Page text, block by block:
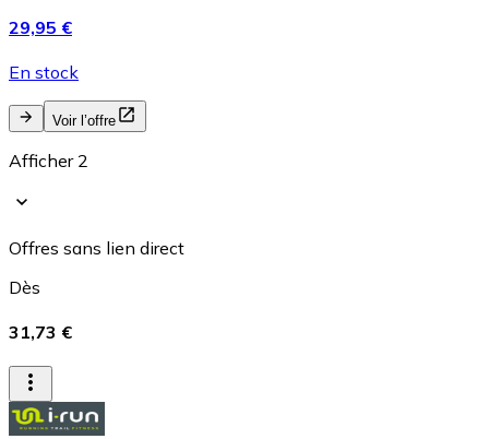
29,95 €
En stock
Voir l’offre
Afficher 2
Offres sans lien direct
Dès
31,73 €